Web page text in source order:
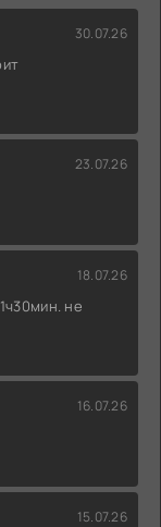
30.07.26
23.07.26
18.07.26
не
16.07.26
15.07.26